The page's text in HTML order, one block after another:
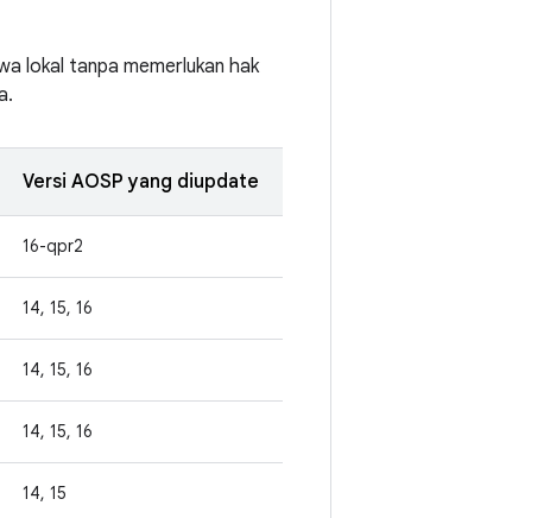
lokal tanpa memerlukan hak
Versi AOSP yang diupdate
16-qpr2
14, 15, 16
14, 15, 16
14, 15, 16
14, 15